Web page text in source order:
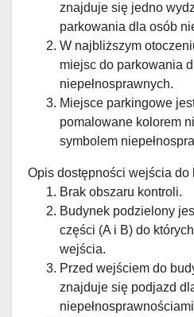
znajduje się jedno
parkowania dla osób
W najbliższym
miejsc do parkowania
niepełnosprawnych.
Miejsce parkingowe
pomalowane kolorem
symbolem
Opis dostępności wejścia do
Brak obszaru kontroli.
Budynek podzielony
części (A i B) do
wejścia.
Przed wejściem do
znajduje się podjazd